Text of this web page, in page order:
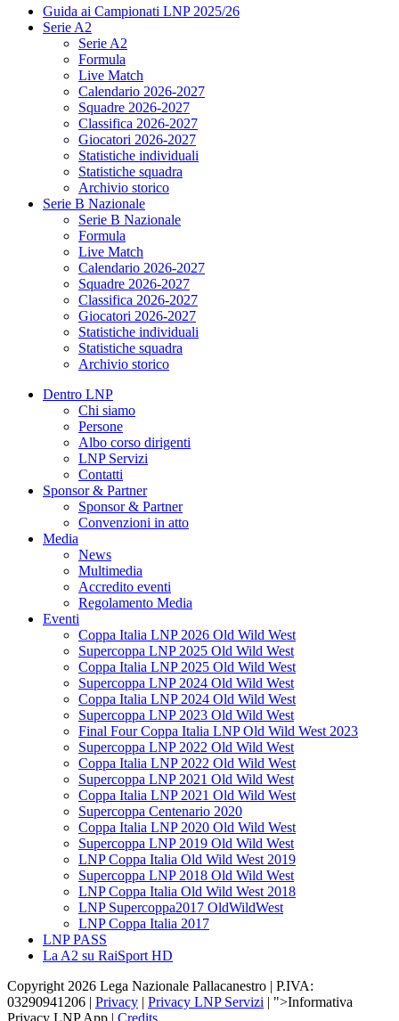
Guida ai Campionati LNP 2025/26
Serie A2
Serie A2
Formula
Live Match
Calendario 2026-2027
Squadre 2026-2027
Classifica 2026-2027
Giocatori 2026-2027
Statistiche individuali
Statistiche squadra
Archivio storico
Serie B Nazionale
Serie B Nazionale
Formula
Live Match
Calendario 2026-2027
Squadre 2026-2027
Classifica 2026-2027
Giocatori 2026-2027
Statistiche individuali
Statistiche squadra
Archivio storico
Dentro LNP
Chi siamo
Persone
Albo corso dirigenti
LNP Servizi
Contatti
Sponsor & Partner
Sponsor & Partner
Convenzioni in atto
Media
News
Multimedia
Accredito eventi
Regolamento Media
Eventi
Coppa Italia LNP 2026 Old Wild West
Supercoppa LNP 2025 Old Wild West
Coppa Italia LNP 2025 Old Wild West
Supercoppa LNP 2024 Old Wild West
Coppa Italia LNP 2024 Old Wild West
Supercoppa LNP 2023 Old Wild West
Final Four Coppa Italia LNP Old Wild West 2023
Supercoppa LNP 2022 Old Wild West
Coppa Italia LNP 2022 Old Wild West
Supercoppa LNP 2021 Old Wild West
Coppa Italia LNP 2021 Old Wild West
Supercoppa Centenario 2020
Coppa Italia LNP 2020 Old Wild West
Supercoppa LNP 2019 Old Wild West
LNP Coppa Italia Old Wild West 2019
Supercoppa LNP 2018 Old Wild West
LNP Coppa Italia Old Wild West 2018
LNP Supercoppa2017 OldWildWest
LNP Coppa Italia 2017
LNP PASS
La A2 su RaiSport HD
Copyright 2026 Lega Nazionale Pallacanestro | P.IVA:
03290941206 | Privacy Privacy LNP Servizi | ">Informativa